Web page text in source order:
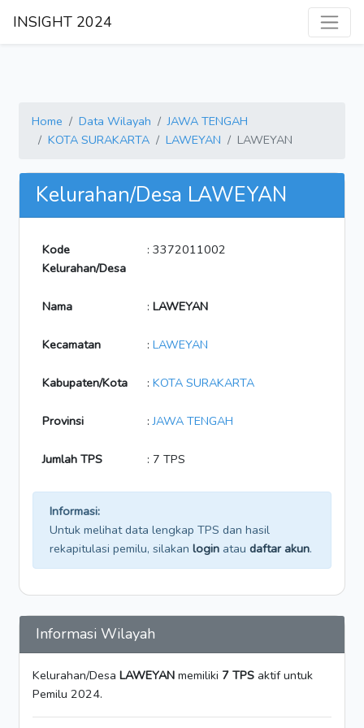
INSIGHT 2024
Home Data Wilayah
JAWA TENGAH
KOTA SURAKARTA
LAWEYAN LAWEYAN
Kelurahan/Desa LAWEYAN
Kode
Kelurahan/Desa
: 3372011002
Nama : LAWEYAN
Kecamatan : LAWEYAN
Kabupaten/Kota : KOTA SURAKARTA
Provinsi :JAWA TENGAH
Jumlah TPS : 7 TPS
Informasi:
Untuk melihat data lengkap TPS dan hasil
rekapitulasi pemilu, silakan login atau daftar akun.
Informasi Wilayah
Kelurahan/Desa LAWEYAN memiliki 7 TPS aktif untuk
Pemilu 2024.